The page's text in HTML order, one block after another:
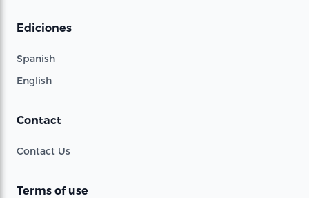
Ediciones
Spanish
English
Contact
Contact Us
Terms of use